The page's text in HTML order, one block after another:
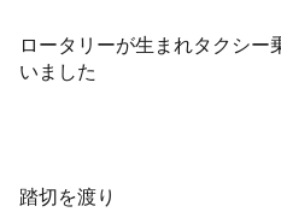
ロータリーが生まれタクシー
いました
踏切を渡り